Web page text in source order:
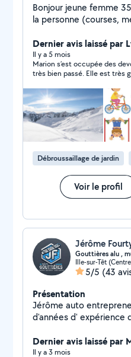
Bonjour jeune femme 35ans Disponible pour
la personne (courses,
divers diplômes en
jeunes enfants )
Perpignan Sud et
Dernier avis laissé par
Il y a 5 mois
Marion s’est occupée des
très bien passé. Elle est très
recommande sans hésiter.
Débroussaillage de jardin
Voir le profil
Gouttières alu ,
Ille-sur-Têt
5/5 (43
Présentation
Jérôme auto
d'années d' expérience
fabrication et la pose de
les débordements de
Dernier avis laissé par
Il y a 3 mois